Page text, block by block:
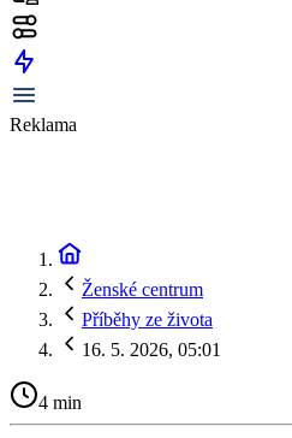
Reklama
Ženské centrum
Příběhy ze života
16. 5. 2026, 05:01
4 min